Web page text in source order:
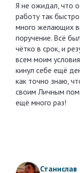
Я не ожидал, что
работу так
много желающих
поручение. Всё
чётко в срок, и
всем моим
кинул себе ещё
как точно знаю,
своим Личным
ещё много раз!
Станислав